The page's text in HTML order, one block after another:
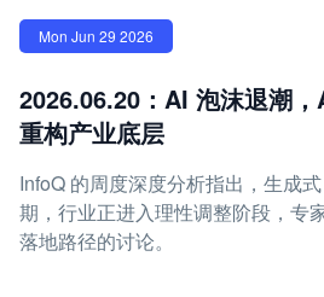
Mon Jun 29 2026
2026.06.20：AI 泡沫退潮
重构产业底层
InfoQ 的周度深度分析指出，生成
期，行业正进入理性调整阶段，专
落地路径的讨论。